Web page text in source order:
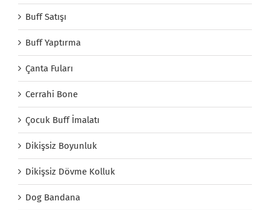
Buff Satışı
Buff Yaptırma
Çanta Fuları
Cerrahi Bone
Çocuk Buff İmalatı
Dikişsiz Boyunluk
Dikişsiz Dövme Kolluk
Dog Bandana